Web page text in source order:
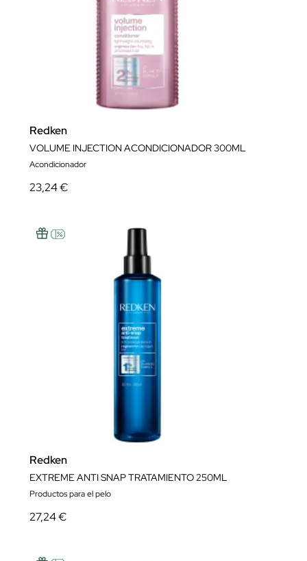
Redken
VOLUME INJECTION ACONDICIONADOR 300ML
Acondicionador
23,24 €
Redken
EXTREME ANTI SNAP TRATAMIENTO 250ML
Productos para el pelo
27,24 €